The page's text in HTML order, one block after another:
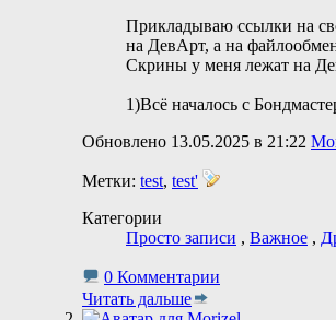
Прикладываю ссылки на
на ДевАрт, а на
Скрины у меня лежат на
1)Всё началось с
Обновлено 13.05.2025 в 21:22
Метки: test, test'
Категории
Просто записи , Важное ,
0 Комментарии
Читать дальше